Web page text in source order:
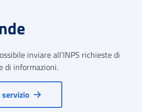
inviare all’INPS richieste di
di informazioni.